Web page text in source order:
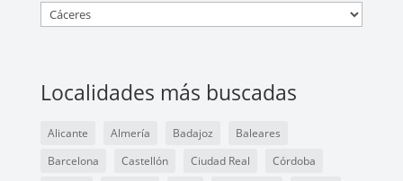
Localidades más buscadas
Alicante Almería Badajoz
Baleares
Barcelona
Castellón Ciudad Real
Córdoba